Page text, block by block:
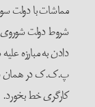
مماشات با دولت
شروط دولت شوروی
دادن به مبارزه
پ.ک.ک در همان
کارگری خط بخورد.